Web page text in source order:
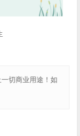
切商业用途！如